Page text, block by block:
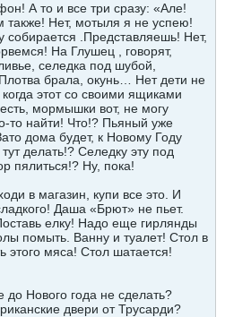
А то и все три сразу: «Але!
Нет, мотыля я не успею!
.Представляешь! Нет,
На Глушец , говорят,
селедка под шубой,
брала, окунь… Нет дети не
этот со своими ящиками
мормышки вот, не могу
то найти! Что!? Пьяный уже
дома будет, к Новому Году
делать!? Селедку эту под
пялиться!? Ну, пока!
в магазин, купи все это. И
Даша «Брют» не пьет.
елку! Надо еще гирлянды
помыть. Ванну и туалет! Стол в
этого мяса! Стол шатается!
Нового года не сделать?
двери от Трусарди?